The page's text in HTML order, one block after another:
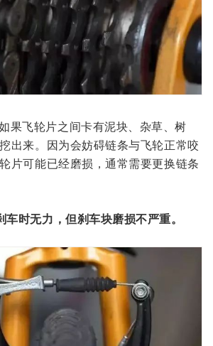
果飞轮片之间卡有泥块、杂草、树
出来。因为会妨碍链条与飞轮正常咬
片可能已经磨损，通常需要更换链条
时无力，但刹车块磨损不严重。